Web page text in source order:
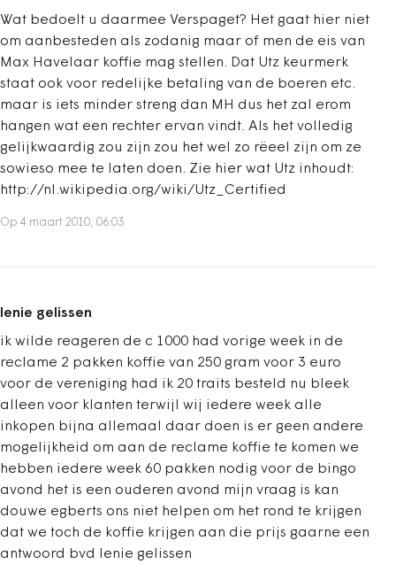
Wat bedoelt u daarmee Verspaget? Het gaat hier niet
om aanbesteden als zodanig maar of men de eis van
Max Havelaar koffie mag stellen. Dat Utz keurmerk
staat ook voor redelijke betaling van de boeren etc.
maar is iets minder streng dan MH dus het zal erom
hangen wat een rechter ervan vindt. Als het volledig
gelijkwaardig zou zijn zou het wel zo rëeel zijn om ze
sowieso mee te laten doen. Zie hier wat Utz inhoudt:
http://nl.wikipedia.org/wiki/Utz_Certified
Op 4 maart 2010, 06:03
lenie gelissen
ik wilde reageren de c 1000 had vorige week in de
reclame 2 pakken koffie van 250 gram voor 3 euro
voor de vereniging had ik 20 traits besteld nu bleek
alleen voor klanten terwijl wij iedere week alle
inkopen bijna allemaal daar doen is er geen andere
mogelijkheid om aan de reclame koffie te komen we
hebben iedere week 60 pakken nodig voor de bingo
avond het is een ouderen avond mijn vraag is kan
douwe egberts ons niet helpen om het rond te krijgen
dat we toch de koffie krijgen aan die prijs gaarne een
antwoord bvd lenie gelissen